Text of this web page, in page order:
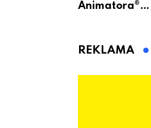
Animatora®
jeden cel –
REKLAMA